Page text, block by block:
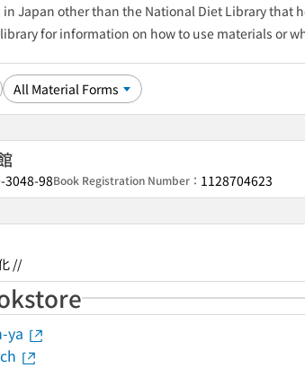
Japan other than the National Diet Library that
for information on how to use materials or
3048-98Book Registration Number： 1128704623
//
ya